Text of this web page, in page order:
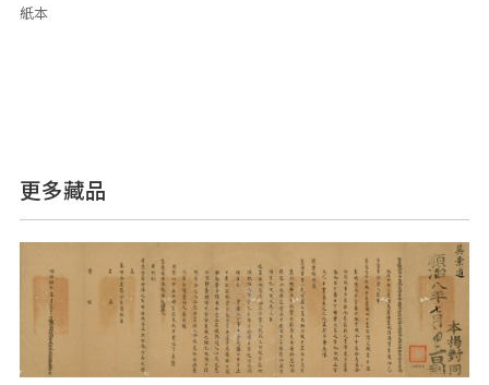
紙本
更多藏品